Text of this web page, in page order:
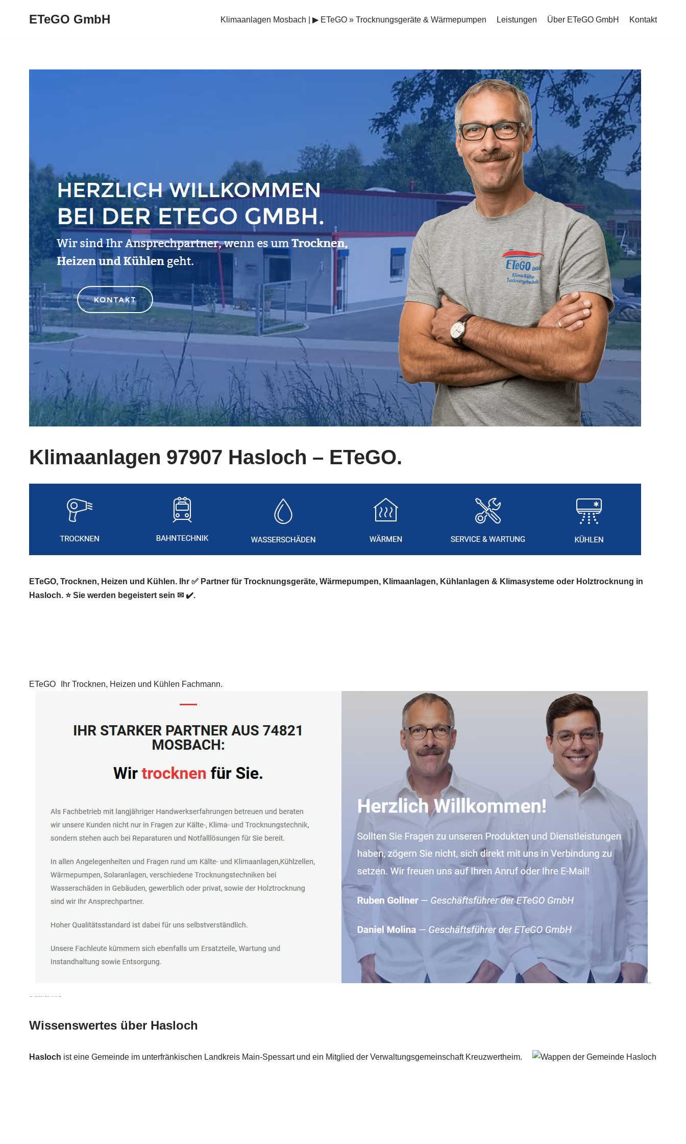
ETeGO GmbH Klimaanlagen Mosbach | ▶︎ ETeGO » Trocknungsgeräte & Wärmepumpen Leistungen Über ETeGO GmbH Kontakt
Klimaanlagen 97907 Hasloch – ETeGO.
ETeGO, Trocknen, Heizen und Kühlen. Ihr ✅ Partner für Trocknungsgeräte, Wärmepumpen, Klimaanlagen, Kühlanlagen & Klimasysteme oder Holztrocknung in
Hasloch. ⭐ Sie werden begeistert sein ✉ ✔️.
ETeGO Ihr Trocknen, Heizen und Kühlen Fachmann.
Wissenswertes über Hasloch
Hasloch ist eine Gemeinde im unterfränkischen Landkreis Main-Spessart und ein Mitglied der Verwaltungsgemeinschaft Kreuzwertheim.